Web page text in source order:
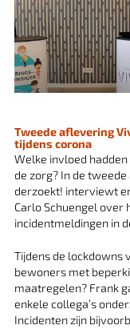
Tweede aflevering
tijdens corona
Welke invloed
de zorg? In de
derzoekt! interviewt
Carlo Schuengel over
incidentmeldingen in
Tijdens de lockdowns
bewoners met
maatregelen? Frank
enkele collega’s
Incidenten zijn